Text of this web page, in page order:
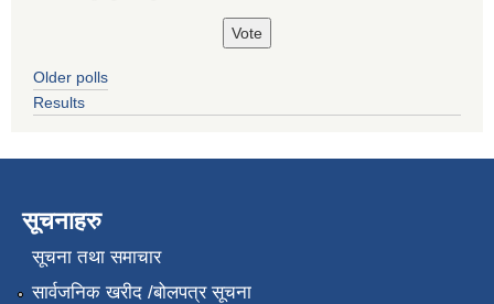
Older polls
Results
सूचनाहरु
सूचना तथा समाचार
सार्वजनिक खरीद /बोलपत्र सूचना